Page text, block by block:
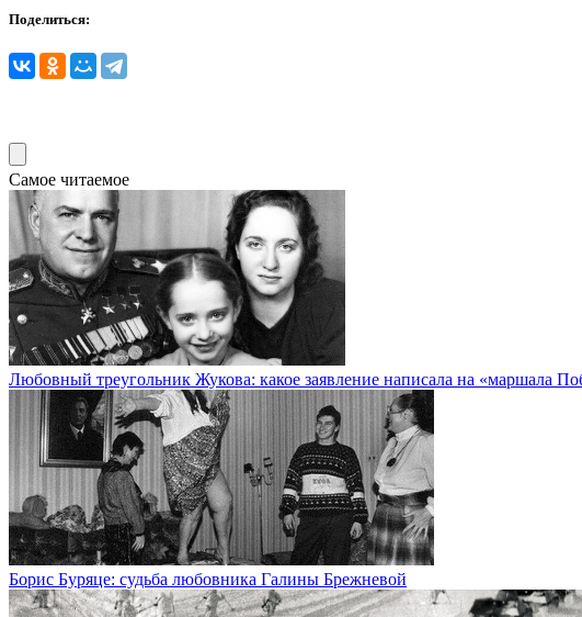
Поделиться:
Самое читаемое
Любовный треугольник Жукова: какое заявление написала на «маршала
Борис Буряце: судьба любовника Галины Брежневой